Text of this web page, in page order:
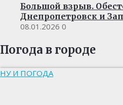
Большой взрыв.
Днепропетровск и
08.01.2026 0
Погода в городе
НУ И ПОГОДА